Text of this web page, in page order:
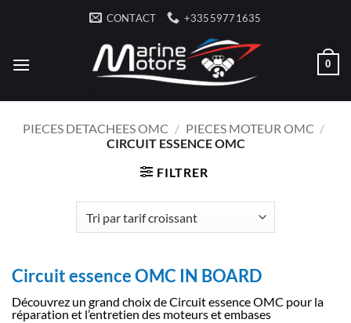
CONTACT +33559771635
0
PIECES DETACHEES OMC / PIECES MOTEUR OMC /
CIRCUIT ESSENCE OMC
FILTRER
Circuit essence OMC IN BOARD
Découvrez un grand choix de Circuit essence OMC pour la
réparation et l’entretien des moteurs et embases